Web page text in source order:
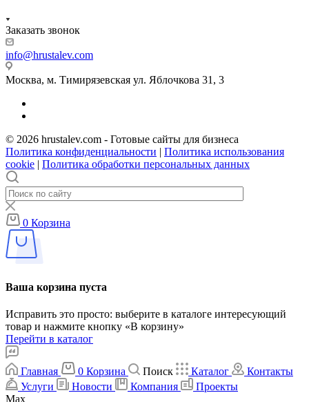
Заказать звонок
info@hrustalev.com
Москва, м. Тимирязевская ул. Яблочкова 31, 3
© 2026 hrustalev.com - Готовые сайты для бизнеса
Политика конфиденциальности | Политика использования
cookie | Политика обработки персональных данных
0 Корзина
Ваша корзина пуста
Исправить это просто: выберите в каталоге интересующий
товар и нажмите кнопку «В корзину»
Перейти в каталог
Главная 0 Корзина Поиск Каталог
Контакты
Услуги
Новости Компания
Проекты
Max